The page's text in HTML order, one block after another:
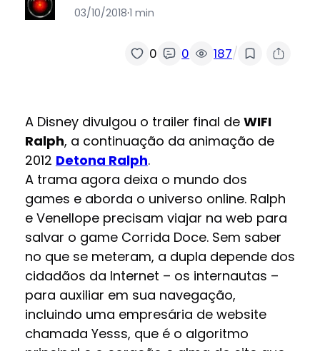
03/10/2018·1 min
0 0 187/
A Disney divulgou o trailer final de WIFI
Ralph, a continuação da animação de
2012 Detona Ralph.
A trama agora deixa o mundo dos
games e aborda o universo online.Ralph
e Venellope precisam viajar na web para
salvar o game Corrida Doce. Sem saber
no que se meteram, a dupla depende dos
cidadãos da Internet – os internautas –
para auxiliar em sua navegação,
incluindo uma empresária de website
chamada Yesss, que é o algoritmo